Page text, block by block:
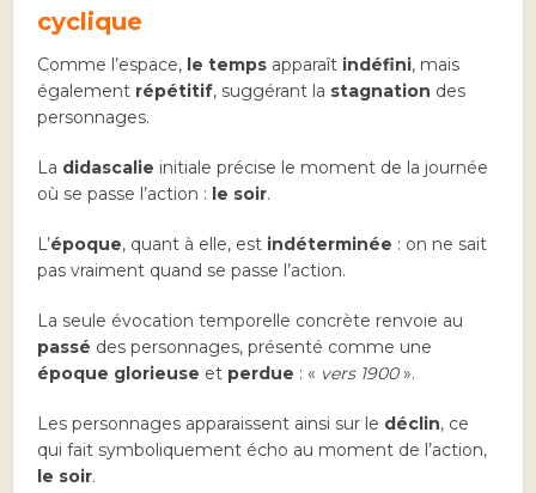
cyclique
Comme l’espace, le temps apparaît indéfini, mais
également répétitif, suggérant la stagnation des
personnages.
La didascalie initiale précise le moment de la journée
où se passe l’action : le soir.
L’époque, quant à elle, est indéterminée : on ne sait
pas vraiment quand se passe l’action.
La seule évocation temporelle concrète renvoie au
passé des personnages, présenté comme une
époque glorieuse et perdue : « vers 1900».
Les personnages apparaissent ainsi sur le déclin, ce
qui fait symboliquement écho au moment de l’action,
le soir.